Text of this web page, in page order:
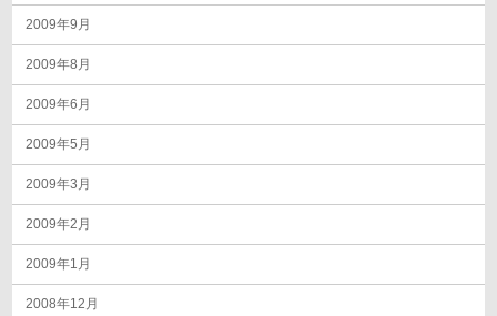
2009年9月
2009年8月
2009年6月
2009年5月
2009年3月
2009年2月
2009年1月
2008年12月